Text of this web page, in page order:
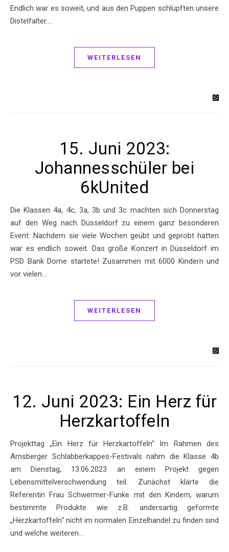
Endlich war es soweit, und aus den Puppen schlüpften unsere
Distelfalter.…
WEITERLESEN
15. Juni 2023:
Johannesschüler bei
6kUnited
Die Klassen 4a, 4c, 3a, 3b und 3c machten sich Donnerstag
auf den Weg nach Düsseldorf zu einem ganz besonderen
Event: Nachdem sie viele Wochen geübt und geprobt hatten
war es endlich soweit. Das große Konzert in Düsseldorf im
PSD Bank Dome startete! Zusammen mit 6000 Kindern und
vor vielen…
WEITERLESEN
12. Juni 2023: Ein Herz für
Herzkartoffeln
Projekttag „Ein Herz für Herzkartoffeln“ Im Rahmen des
Arnsberger Schlabberkappes-Festivals nahm die Klasse 4b
am Dienstag, 13.06.2023 an einem Projekt gegen
Lebensmittelverschwendung teil. Zunächst klärte die
Referentin Frau Schwermer-Funke mit den Kindern, warum
bestimmte Produkte wie z.B. andersartig geformte
„Herzkartoffeln“ nicht im normalen Einzelhandel zu finden sind
und welche weiteren…